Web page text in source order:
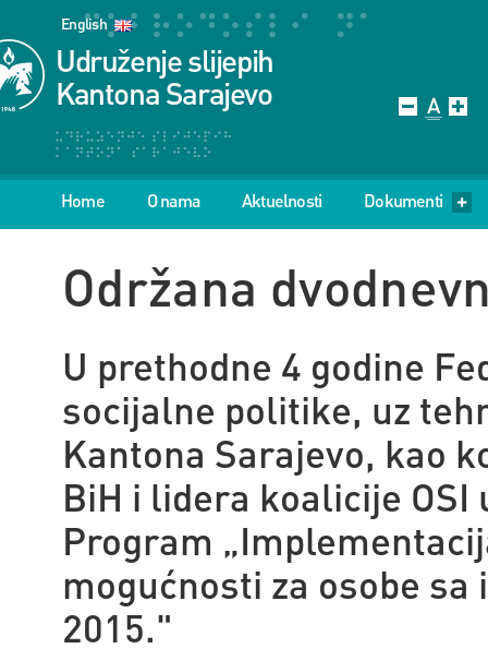
English
Udruženje slijepih
Kantona Sarajevo
Home O nama Aktuelnosti Dokumenti
Održana
U prethodne 4 godine
socijalne politike, uz
Kantona Sarajevo, kao
BiH i lidera koalicije
Program
mogućnosti za osobe
2015."